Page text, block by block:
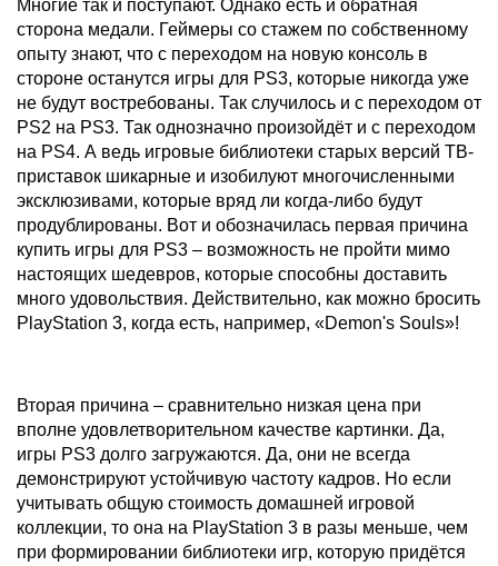
Многие так и поступают. Однако есть и обратная
сторона медали. Геймеры со стажем по собственному
опыту знают, что с переходом на новую консоль в
стороне останутся игры для PS3, которые никогда уже
не будут востребованы. Так случилось и с переходом от
PS2 на PS3. Так однозначно произойдёт и с переходом
на PS4. А ведь игровые библиотеки старых версий ТВ-
приставок шикарные и изобилуют многочисленными
эксклюзивами, которые вряд ли когда-либо будут
продублированы. Вот и обозначилась первая причина
купить игры для PS3 – возможность не пройти мимо
настоящих шедевров, которые способны доставить
много удовольствия. Действительно, как можно бросить
PlayStation 3, когда есть, например, «Demon's Souls»!
Вторая причина – сравнительно низкая цена при
вполне удовлетворительном качестве картинки. Да,
игры PS3 долго загружаются. Да, они не всегда
демонстрируют устойчивую частоту кадров. Но если
учитывать общую стоимость домашней игровой
коллекции, то она на PlayStation 3 в разы меньше, чем
при формировании библиотеки игр, которую придётся